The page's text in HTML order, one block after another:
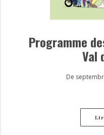
Programme
Val
De